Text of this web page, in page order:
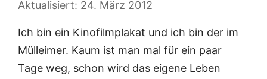
24. März 2012
Ich bin ein Kinofilmplakat und ich bin der im
Mülleimer. Kaum ist man mal für ein paar
Tage weg, schon wird das eigene Leben